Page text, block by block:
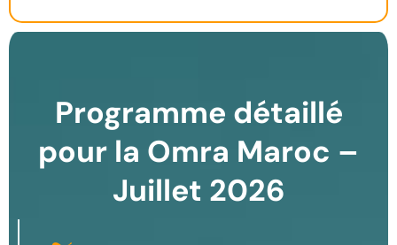
Programme détaillé
pour la Omra Maroc –
Juillet 2026